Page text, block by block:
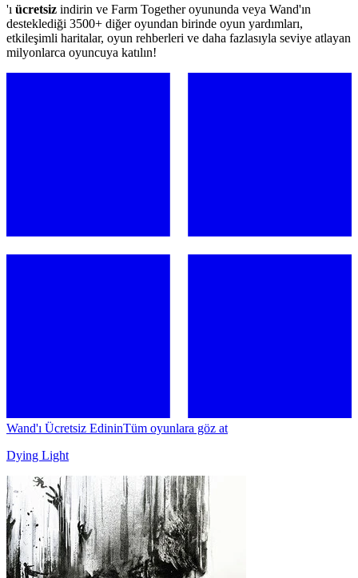
'ı ücretsiz indirin ve Farm Together oyununda veya Wand'ın
desteklediği 3500+ diğer oyundan birinde oyun yardımları,
etkileşimli haritalar, oyun rehberleri ve daha fazlasıyla seviye atlayan
milyonlarca oyuncuya katılın!
Wand'ı Ücretsiz EdininTüm oyunlara göz at
Dying Light